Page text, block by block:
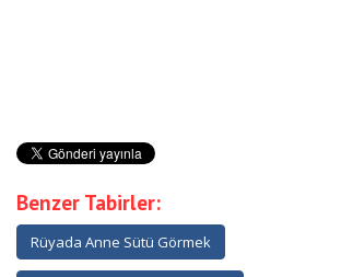
Benzer Tabirler:
Rüyada Anne Sütü Görmek